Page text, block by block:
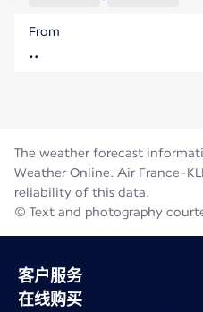
Flight time
From
The weather forecast
Weather Online. Air France-
reliability of this data.
© Text and photography
客户服务
在线购买